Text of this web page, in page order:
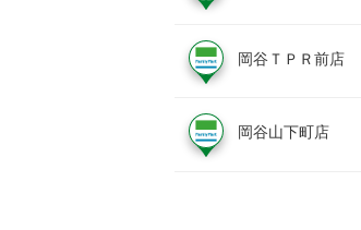
岡谷ＴＰＲ前店
岡谷山下町店